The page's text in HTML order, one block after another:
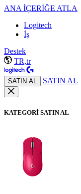
ANA İÇERİĞE ATLA
Logitech
İş
Destek
TR,tr
SATIN AL SATIN AL
KATEGORİ SATIN AL